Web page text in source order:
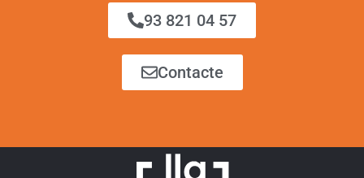
93 821 04 57
Contacte